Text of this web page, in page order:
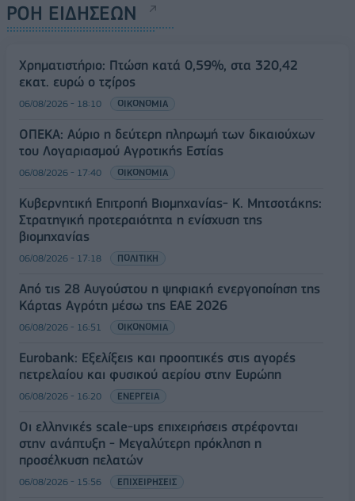
ΡΟΗ ΕΙΔΗΣΕΩΝ
Χρηματιστήριο: Πτώση κατά 0,59%, στα 320,42
εκατ. ευρώ ο τζίρος
06/08/2026 - 18:10 ΟΙΚΟΝΟΜΙΑ
ΟΠΕΚΑ: Αύριο η δεύτερη πληρωμή των δικαιούχων
του Λογαριασμού Αγροτικής Εστίας
06/08/2026 - 17:40 ΟΙΚΟΝΟΜΙΑ
Κυβερνητική Επιτροπή Βιομηχανίας- Κ. Μητσοτάκης:
Στρατηγική προτεραιότητα η ενίσχυση της
βιομηχανίας
06/08/2026 - 17:18 ΠΟΛΙΤΙΚΗ
Από τις 28 Αυγούστου η ψηφιακή ενεργοποίηση της
Κάρτας Αγρότη μέσω της ΕΑΕ 2026
06/08/2026 - 16:51 ΟΙΚΟΝΟΜΙΑ
Eurobank: Εξελίξεις και προοπτικές στις αγορές
πετρελαίου και φυσικού αερίου στην Ευρώπη
06/08/2026 - 16:20 ΕΝΕΡΓΕΙΑ
Οι ελληνικές scale-ups επιχειρήσεις στρέφονται
στην ανάπτυξη - Μεγαλύτερη πρόκληση η
προσέλκυση πελατών
06/08/2026 - 15:56 ΕΠΙΧΕΙΡΗΣΕΙΣ